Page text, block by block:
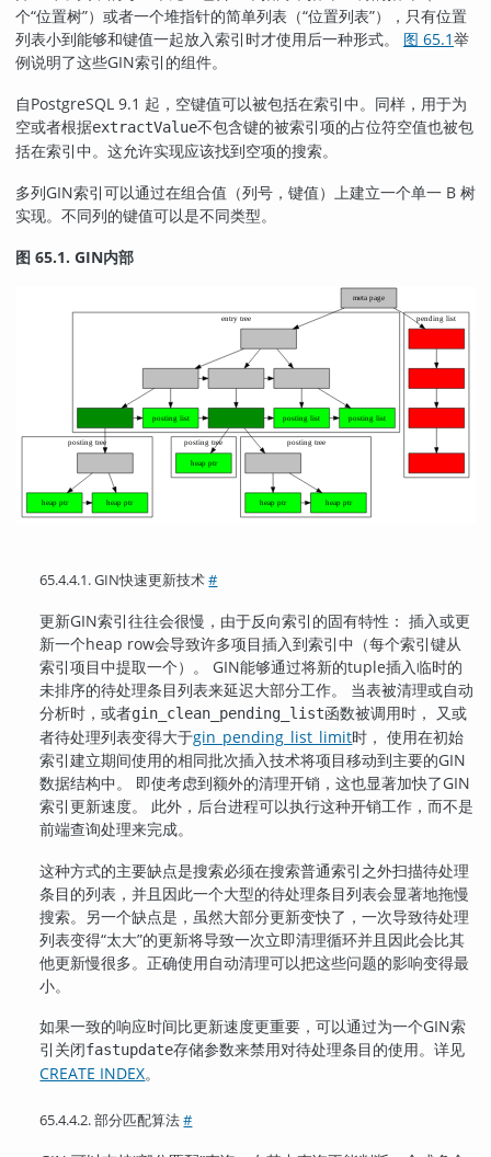
个“位置树”）或者一个堆指针的简单列表（“位置列表”），只有位置
列表小到能够和键值一起放入索引时才使用后一种形式。 图 65.1举
例说明了这些GIN索引的组件。
自PostgreSQL 9.1 起，空键值可以被包括在索引中。同样，用于为
空或者根据extractValue不包含键的被索引项的占位符空值也被包
括在索引中。这允许实现应该找到空项的搜索。
多列GIN索引可以通过在组合值（列号，键值）上建立一个单一 B 树
实现。不同列的键值可以是不同类型。
图 65.1. GIN内部
65.4.4.1. GIN快速更新技术#
更新GIN索引往往会很慢，由于反向索引的固有特性： 插入或更
新一个heap row会导致许多项目插入到索引中（每个索引键从
索引项目中提取一个）。 GIN能够通过将新的tuple插入临时的
未排序的待处理条目列表来延迟大部分工作。 当表被清理或自动
分析时，或者gin_clean_pending_list函数被调用时， 又或
者待处理列表变得大于gin_pending_list_limit时， 使用在初始
索引建立期间使用的相同批次插入技术将项目移动到主要的GIN
数据结构中。 即使考虑到额外的清理开销，这也显著加快了GIN
索引更新速度。 此外，后台进程可以执行这种开销工作，而不是
前端查询处理来完成。
这种方式的主要缺点是搜索必须在搜索普通索引之外扫描待处理
条目的列表，并且因此一个大型的待处理条目列表会显著地拖慢
搜索。另一个缺点是，虽然大部分更新变快了，一次导致待处理
列表变得“太大”的更新将导致一次立即清理循环并且因此会比其
他更新慢很多。正确使用自动清理可以把这些问题的影响变得最
小。
如果一致的响应时间比更新速度更重要，可以通过为一个GIN索
引关闭fastupdate存储参数来禁用对待处理条目的使用。详见
CREATE INDEX。
65.4.4.2. 部分匹配算法#